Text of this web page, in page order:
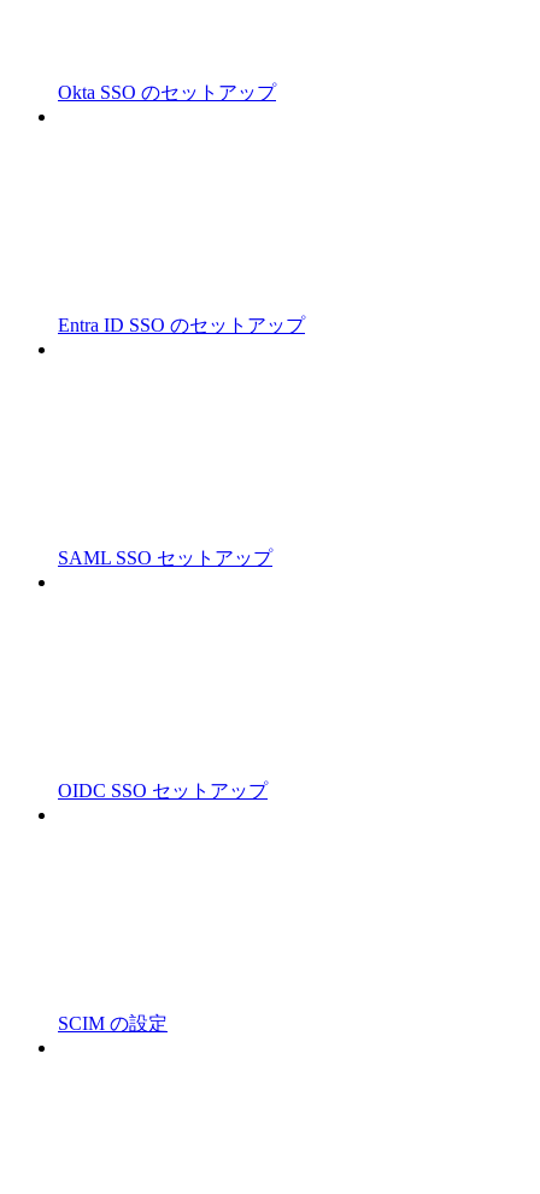
Okta SSO のセットアップ
Entra ID SSO のセットアップ
SAML SSO セットアップ
OIDC SSO セットアップ
SCIM の設定